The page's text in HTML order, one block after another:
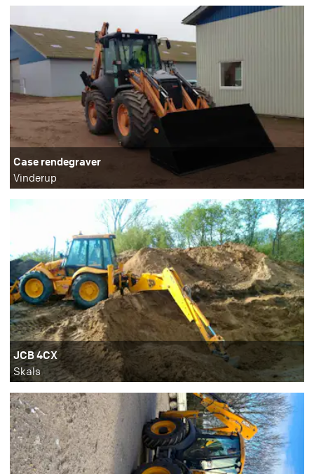
Case rendegraver
Vinderup
JCB 4CX
Skals